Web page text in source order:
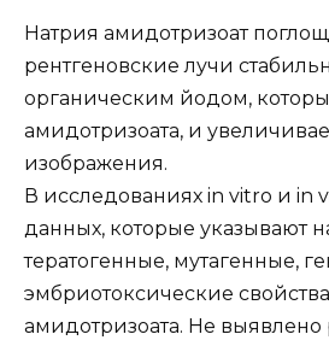
Натрия амидотризоат
рентгеновские лучи
органическим йодом,
амидотризоата, и
изображения.
В исследованиях in vitro и in
данных, которые указывают
тератогенные, мутагенные,
эмбриотоксические
амидотризоата. Не выявлено